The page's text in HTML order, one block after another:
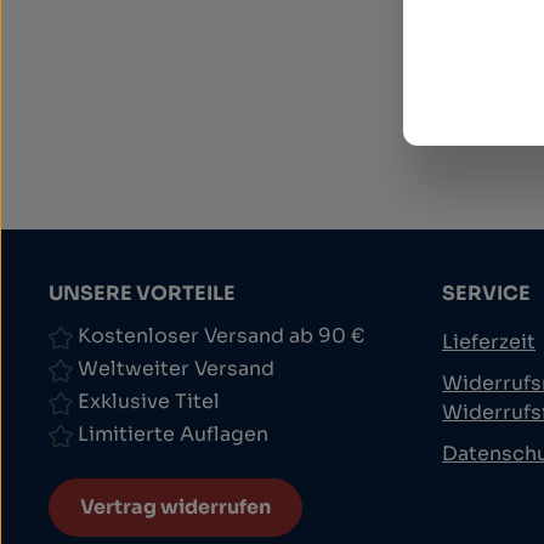
Ich
und
UNSERE VORTEILE
Kostenloser Versand ab 90 €
Weltweiter Versand
Exklusive Titel
Limitierte Auflagen
Vertrag widerrufen
SERVICE
Lieferzeit